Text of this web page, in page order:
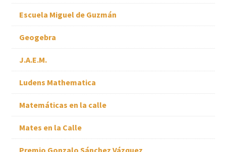
Escuela Miguel de Guzmán
Geogebra
J.A.E.M.
Ludens Mathematica
Matemáticas en la calle
Mates en la Calle
Premio Gonzalo Sánchez Vázquez